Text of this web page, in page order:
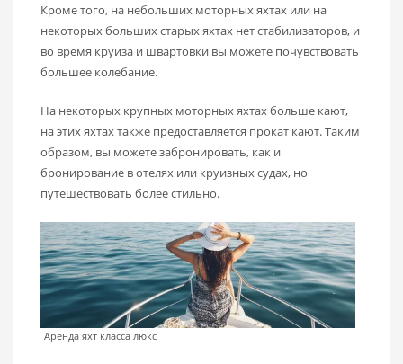
Кроме того, на небольших моторных яхтах или на
некоторых больших старых яхтах нет стабилизаторов, и
во время круиза и швартовки вы можете почувствовать
большее колебание.
На некоторых крупных моторных яхтах больше кают,
на этих яхтах также предоставляется прокат кают. Таким
образом, вы можете забронировать, как и
бронирование в отелях или круизных судах, но
путешествовать более стильно.
Аренда яхт класса люкс